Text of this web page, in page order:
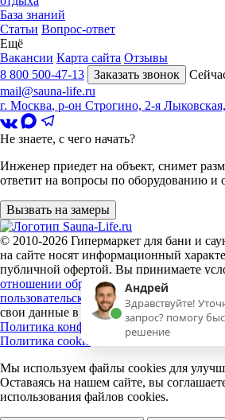
База знаний
Статьи Вопрос-ответ
Ещё
Вакансии Карта сайта Отзывы
8 800 500-47-13
Заказать звонок
mail@sauna-life.ru
г. Москва, р-он Строгино, 2-я
Не знаете, с чего начать?
Инженер приедет на объект, снимет
ответит на вопросы по оборудованию и
Вызвать на замеры
© 2010-2026 Гипермаркет для бани и
на сайте носят информационный
публичной офертой. Вы принимаете
отношении обработки персональных
пользовательского соглашения
каждый
свои данные в любой форме обратной
Политика конфиденциальности
Политика cookie
Мы используем файлы cookies для
Оставаясь на нашем сайте, вы
использования файлов cookies.
Андрей
Здравствуйте!
запрос? помогу
решение